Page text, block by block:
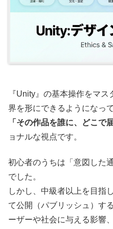
『Unity』の基本操作をマ
界を形にできるようになっ
「その作品を誰に、どこで
ョナルな視点です。
初心者のうちは「意図した
でした。
しかし、中級者以上を目指
て公開（パブリッシュ）す
ーザーや社会に与える影響